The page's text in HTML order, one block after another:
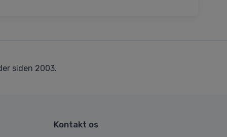
siden 2003.
Kontakt os